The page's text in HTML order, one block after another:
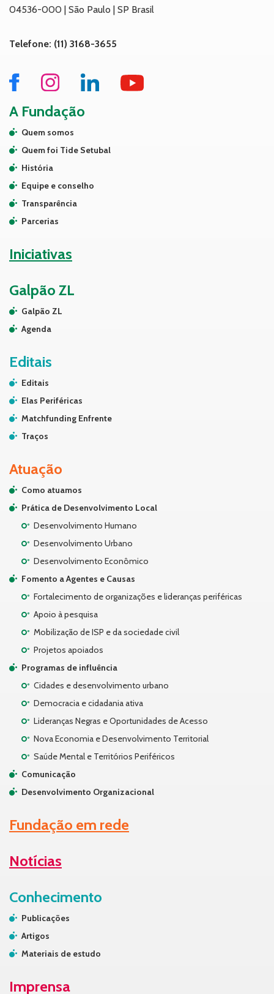
04536-000 | São Paulo | SP Brasil
Telefone: (11) 3168-3655
A Fundação
Quem somos
Quem foi Tide Setubal
História
Equipe e conselho
Transparência
Parcerias
Iniciativas
Galpão ZL
Galpão ZL
Agenda
Editais
Editais
Elas Periféricas
Matchfunding Enfrente
Traços
Atuação
Como atuamos
Prática de Desenvolvimento Local
Desenvolvimento Humano
Desenvolvimento Urbano
Desenvolvimento Econômico
Fomento a Agentes e Causas
Fortalecimento de organizações e lideranças periféricas
Apoio à pesquisa
Mobilização de ISP e da sociedade civil
Projetos apoiados
Programas de influência
Cidades e desenvolvimento urbano
Democracia e cidadania ativa
Lideranças Negras e Oportunidades de Acesso
Nova Economia e Desenvolvimento Territorial
Saúde Mental e Territórios Periféricos
Comunicação
Desenvolvimento Organizacional
Fundação em rede
Notícias
Conhecimento
Publicações
Artigos
Materiais de estudo
Imprensa